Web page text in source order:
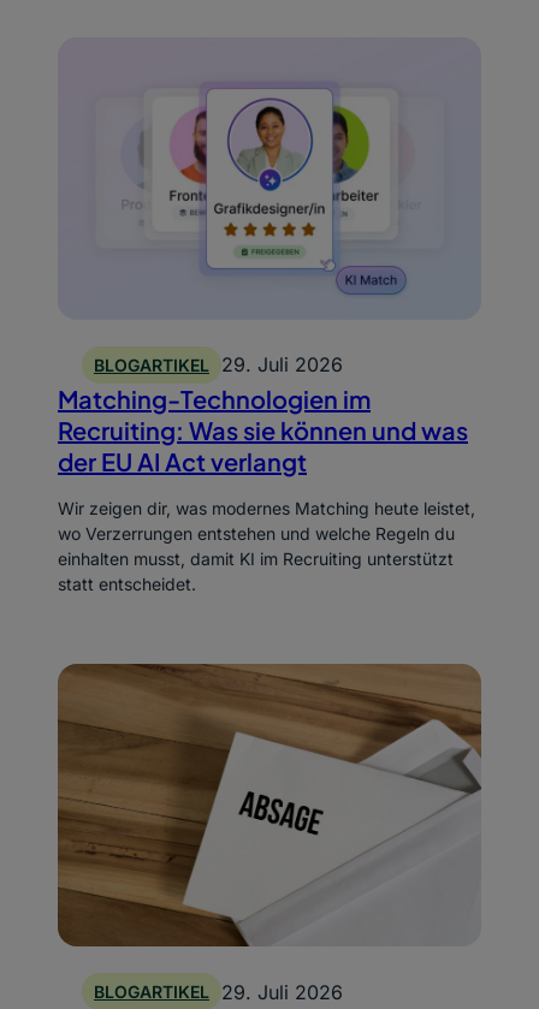
BLOGARTIKEL 29. Juli 2026
Matching-Technologien im
Recruiting: Was sie können und was
der EU AI Act verlangt
Wir zeigen dir, was modernes Matching heute leistet,
wo Verzerrungen entstehen und welche Regeln du
einhalten musst, damit KI im Recruiting unterstützt
statt entscheidet.
BLOGARTIKEL 29. Juli 2026